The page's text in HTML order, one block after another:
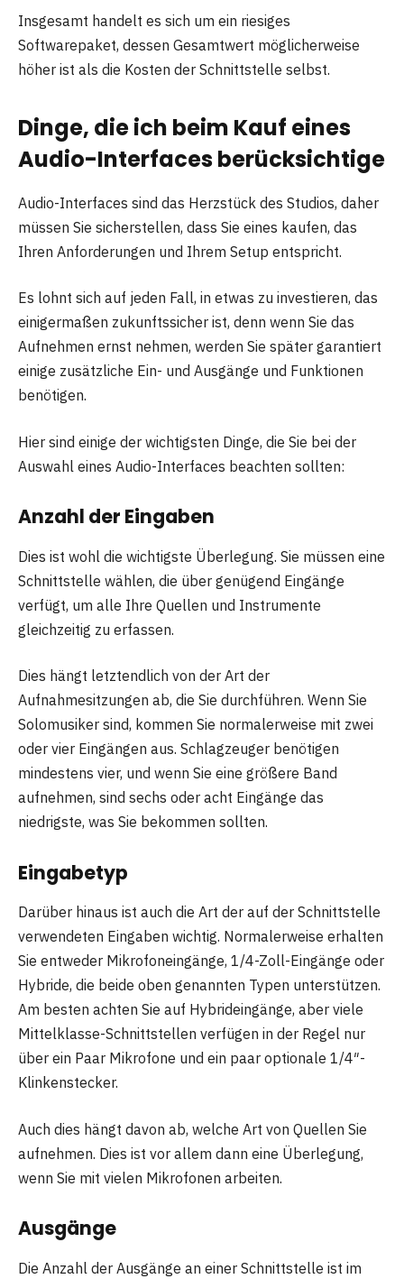
Insgesamt handelt es sich um ein riesiges
Softwarepaket, dessen Gesamtwert möglicherweise
höher ist als die Kosten der Schnittstelle selbst.
Dinge, die ich beim Kauf eines
Audio-Interfaces berücksichtige
Audio-Interfaces sind das Herzstück des Studios, daher
müssen Sie sicherstellen, dass Sie eines kaufen, das
Ihren Anforderungen und Ihrem Setup entspricht.
Es lohnt sich auf jeden Fall, in etwas zu investieren, das
einigermaßen zukunftssicher ist, denn wenn Sie das
Aufnehmen ernst nehmen, werden Sie später garantiert
einige zusätzliche Ein- und Ausgänge und Funktionen
benötigen.
Hier sind einige der wichtigsten Dinge, die Sie bei der
Auswahl eines Audio-Interfaces beachten sollten:
Anzahl der Eingaben
Dies ist wohl die wichtigste Überlegung. Sie müssen eine
Schnittstelle wählen, die über genügend Eingänge
verfügt, um alle Ihre Quellen und Instrumente
gleichzeitig zu erfassen.
Dies hängt letztendlich von der Art der
Aufnahmesitzungen ab, die Sie durchführen. Wenn Sie
Solomusiker sind, kommen Sie normalerweise mit zwei
oder vier Eingängen aus. Schlagzeuger benötigen
mindestens vier, und wenn Sie eine größere Band
aufnehmen, sind sechs oder acht Eingänge das
niedrigste, was Sie bekommen sollten.
Eingabetyp
Darüber hinaus ist auch die Art der auf der Schnittstelle
verwendeten Eingaben wichtig. Normalerweise erhalten
Sie entweder Mikrofoneingänge, 1/4-Zoll-Eingänge oder
Hybride, die beide oben genannten Typen unterstützen.
Am besten achten Sie auf Hybrideingänge, aber viele
Mittelklasse-Schnittstellen verfügen in der Regel nur
über ein Paar Mikrofone und ein paar optionale 1/4″-
Klinkenstecker.
Auch dies hängt davon ab, welche Art von Quellen Sie
aufnehmen. Dies ist vor allem dann eine Überlegung,
wenn Sie mit vielen Mikrofonen arbeiten.
Ausgänge
Die Anzahl der Ausgänge an einer Schnittstelle ist im